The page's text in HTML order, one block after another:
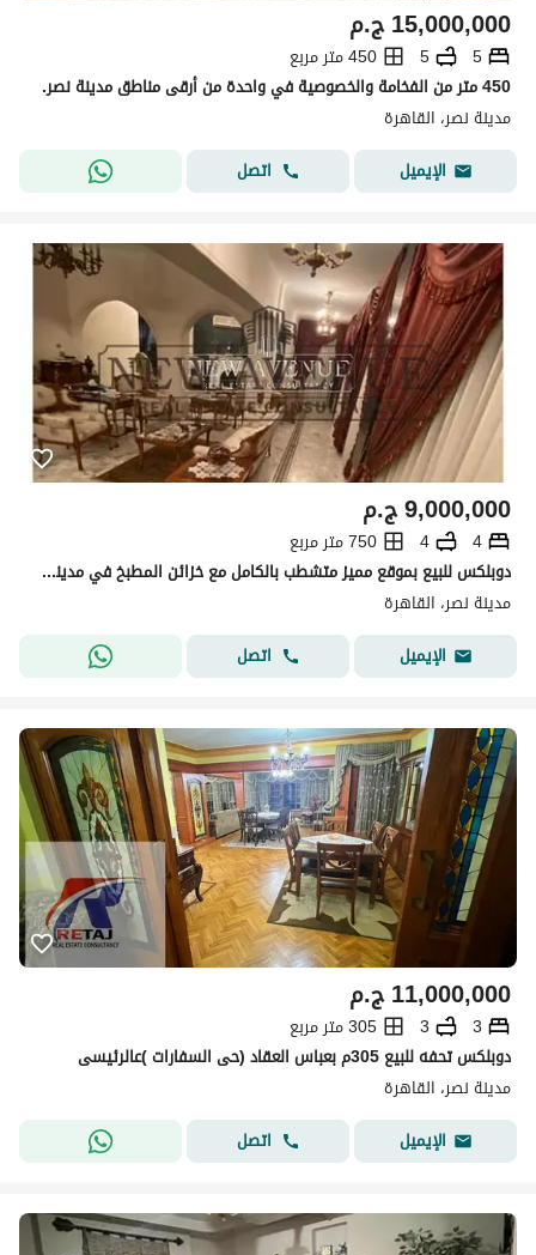
ج.م15,000,000
5
5
450 متر مربع
450 متر من الفخامة والخصوصية في واحدة من أرقى مناطق مدينة نصر.
مدينة نصر، القاهرة
الإيميل
اتصل
ج.م9,000,000
4
4
750 متر مربع
دوبلكس للبيع بموقع مميز متشطب بالكامل مع خزائن المطبخ في مدينه نصر
مدينة نصر، القاهرة
الإيميل
اتصل
ج.م11,000,000
3
3
305 متر مربع
دوبلكس تحفه للبيع 305م بعباس العقاد (حى السفارات )عالرئيسى
مدينة نصر، القاهرة
الإيميل
اتصل